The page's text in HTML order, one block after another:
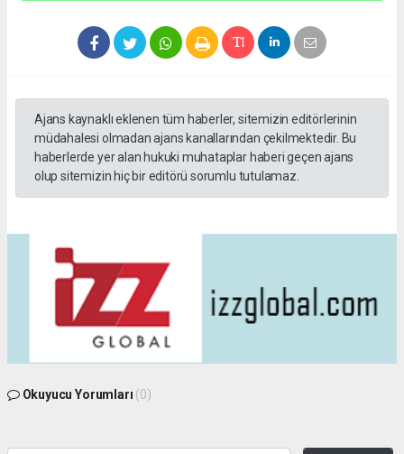
Ajans kaynaklı eklenen tüm haberler, sitemizin editörlerinin
müdahalesi olmadan ajans kanallarından çekilmektedir. Bu
haberlerde yer alan hukuki muhataplar haberi geçen ajans
olup sitemizin hiç bir editörü sorumlu tutulamaz.
Okuyucu Yorumları (0)